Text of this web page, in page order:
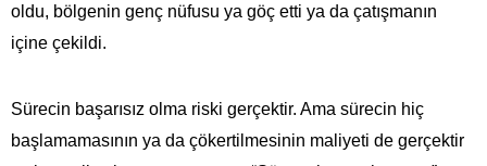
oldu, bölgenin genç nüfusu ya göç etti ya da çatışmanın
içine çekildi.
Sürecin başarısız olma riski gerçektir. Ama sürecin hiç
başlamamasının ya da çökertilmesinin maliyeti de gerçektir